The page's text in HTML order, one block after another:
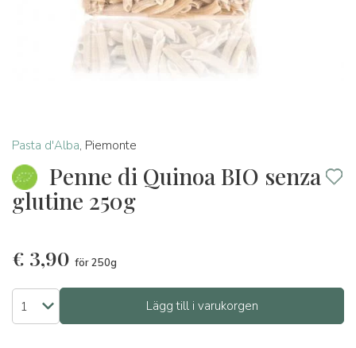
Pasta d'Alba, Piemonte
Penne di Quinoa BIO senza
glutine 250g
€ 3,90 för 250g
Lägg till i varukorgen